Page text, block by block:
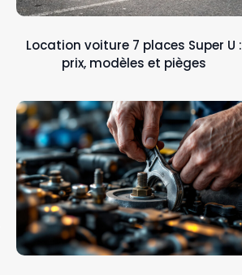
Location voiture 7 places Super U :
prix, modèles et pièges